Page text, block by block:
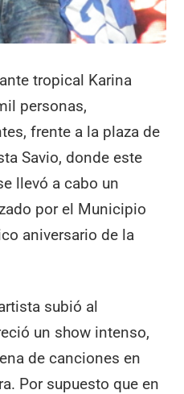
tropical Karina
personas,
frente a la plaza de
Savio, donde este
llevó a cabo un
por el Municipio
aniversario de la
subió al
un show intenso,
de canciones en
Por supuesto que en